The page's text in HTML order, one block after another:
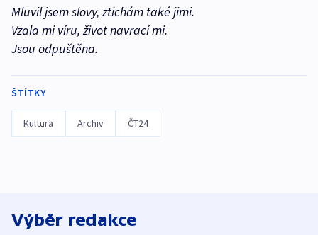
Mluvil jsem slovy, ztichám také jimi.
Vzala mi víru, život navrací mi.
Jsou odpuštěna.
ŠTÍTKY
Kultura Archiv ČT24
Výběr redakce